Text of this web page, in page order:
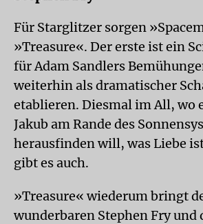
Für Starglitzer sorgen
»Treasure«. Der erste ist ein
für Adam Sandlers
weiterhin als dramatischer
etablieren. Diesmal im All, wo
Jakub am Rande des
herausfinden will, was Liebe
gibt es auch.
»Treasure« wiederum bringt
wunderbaren Stephen Fry und